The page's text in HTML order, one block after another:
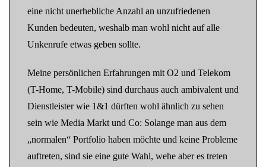
eine nicht unerhebliche Anzahl an unzufriedenen
Kunden bedeuten, weshalb man wohl nicht auf alle
Unkenrufe etwas geben sollte.
Meine persönlichen Erfahrungen mit O2 und Telekom
(T-Home, T-Mobile) sind durchaus auch ambivalent und
Dienstleister wie 1&1 dürften wohl ähnlich zu sehen
sein wie Media Markt und Co: Solange man aus dem
„normalen“ Portfolio haben möchte und keine Probleme
auftreten, sind sie eine gute Wahl, wehe aber es treten